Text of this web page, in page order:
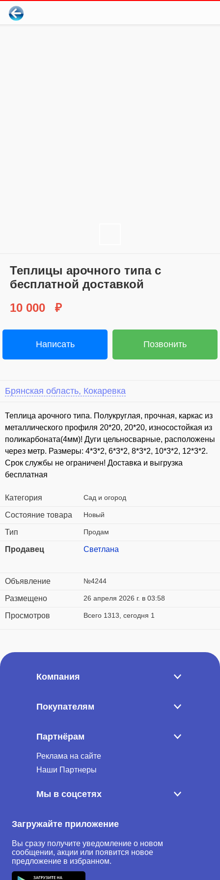
Теплицы арочного типа с
бесплатной доставкой
10 000
₽
Написать Позвонить
Брянская область, Кокаревка
Теплица арочного типа. Полукруглая, прочная, каркас из
металлического профиля 20*20, 20*20, износостойкая из
поликарбоната(4мм)! Дуги цельносварные, расположены
через метр. Размеры: 4*3*2, 6*3*2, 8*3*2, 10*3*2, 12*3*2.
Срок службы не ограничен! Доставка и выгрузка
бесплатная
Категория Сад и огород
Состояние товара Новый
Тип Продам
Продавец Светлана
Объявление №4244
Размещено 26 апреля 2026 г. в 03:58
Просмотров Всего 1313, сегодня 1
Компания
Покупателям
Партнёрам
Реклама на сайте
Наши Партнеры
Мы в соцсетях
Загружайте приложение
Вы сразу получите уведомление о новом
сообщении, акции или появится новое
предложение в избранном.